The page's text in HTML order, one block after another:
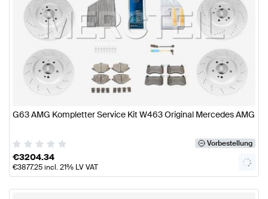
G63 AMG Kompletter Service Kit W463 Original Mercedes AMG
Vorbestellung
€3204.34
€3877.25incl. 21% LV VAT